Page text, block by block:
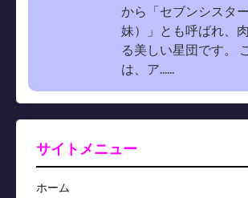
から「セブンシスタ
妹）」とも呼ばれ、
る美しい星団です。
は、ア......
サイトメニュー
ホーム